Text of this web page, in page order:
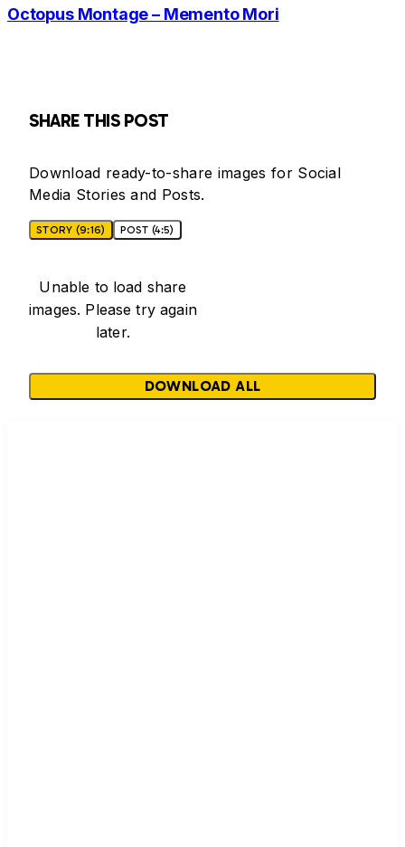
Octopus Montage – Memento Mori
SHARE THIS POST
Download ready-to-share images for Social
Media Stories and Posts.
STORY (9:16) POST (4:5)
Unable to load share
images. Please try again
later.
DOWNLOAD ALL